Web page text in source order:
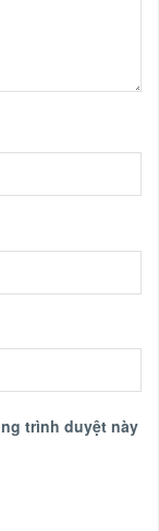
trình duyệt này